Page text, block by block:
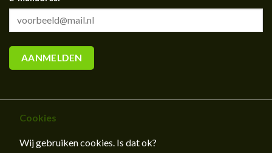
CONTACT
Cookies
Wij gebruiken cookies. Is dat ok?